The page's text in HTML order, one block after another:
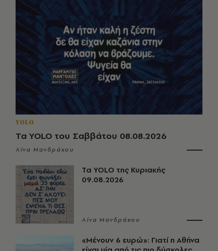
YOLO
Τα YOLO του Σαββάτου 08.08.2026
Λίνα Μανδράκου
Τα YOLO της Κυριακής
09.08.2026
Λίνα Μανδράκου
«Μένουν 6 ευρώ»: Γιατί η Αθήνα